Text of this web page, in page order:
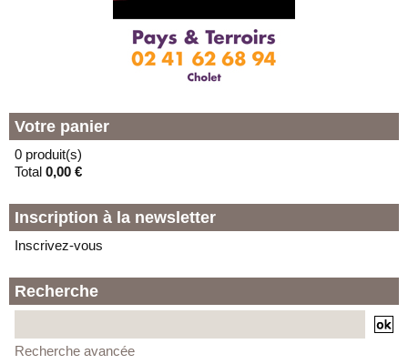
Votre panier
0 produit(s)
Total 0,00 €
Inscription à la newsletter
Inscrivez-vous
Recherche
Recherche avancée